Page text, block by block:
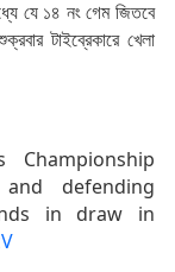
যে ১৪ নং গেম জিতবে
টাইব্রেকারে খেলা
defending
in draw in